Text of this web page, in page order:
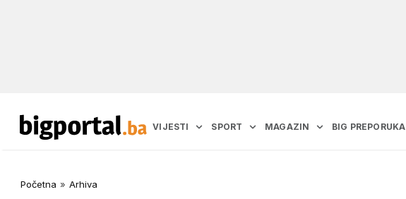
VIJESTI SPORT MAGAZIN BIG PREPORUKA
Početna » Arhiva